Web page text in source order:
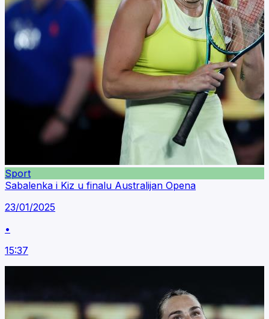
Sport
Sabalenka i Kiz u finalu Australijan Opena
23/01/2025
•
15:37